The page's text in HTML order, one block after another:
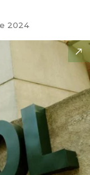
2024